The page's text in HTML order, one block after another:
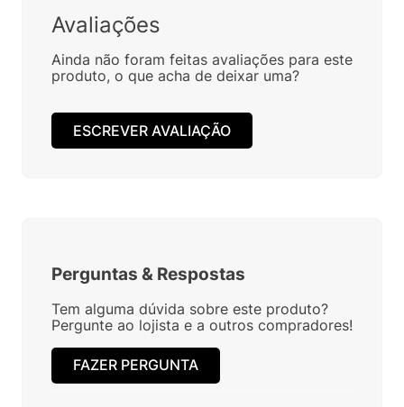
Avaliações
Ainda não foram feitas avaliações para este
produto, o que acha de deixar uma?
ESCREVER AVALIAÇÃO
Perguntas & Respostas
Tem alguma dúvida sobre este produto?
Pergunte ao lojista e a outros compradores!
FAZER PERGUNTA